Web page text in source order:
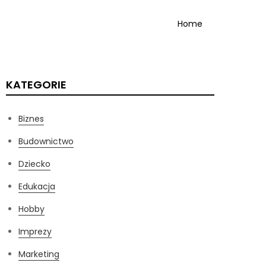
Home
KATEGORIE
Biznes
Budownictwo
Dziecko
Edukacja
Hobby
Imprezy
Marketing